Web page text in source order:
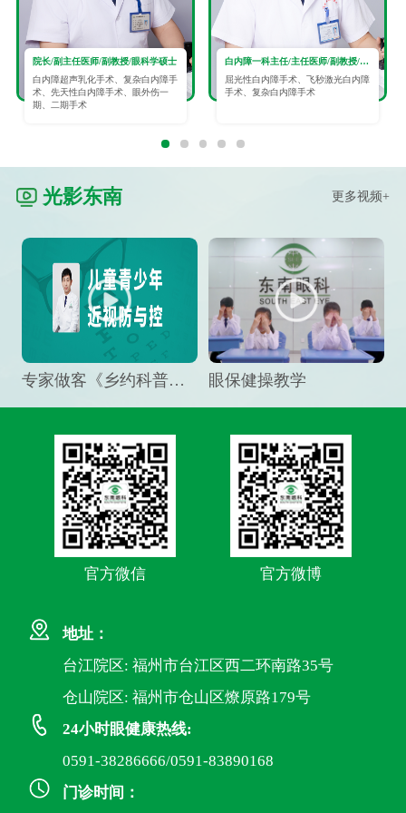
院长/副主任医师/副教授/眼科学硕士
白内障超声乳化手术、复杂白内障手
术、先天性白内障手术、眼外伤一
期、二期手术
白内障一科主任/主任医师/副教授/眼科学硕士
屈光性白内障手术、飞秒激光白内障
手术、复杂白内障手术
光影东南 更多视频+
专家做客《乡约科普》栏目，预防孩子近视竟然这么“简单” 眼保健操教学
官方微信 官方微博
地址：
台江院区: 福州市台江区西二环南路35号
仓山院区: 福州市仓山区燎原路179号
24小时眼健康热线:
0591-38286666/0591-83890168
门诊时间：